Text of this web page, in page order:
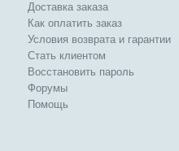
Доставка заказа
Как оплатить заказ
Условия возврата и гарантии
Стать клиентом
Восстановить пароль
Форумы
Помощь